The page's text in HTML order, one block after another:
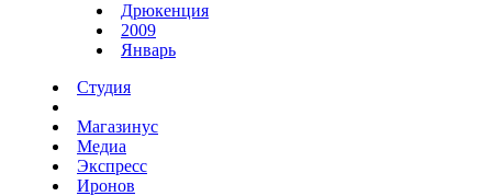
Дрюкенция
2009
Январь
Студия
Магазинус
Медиа
Экспресс
Иронов